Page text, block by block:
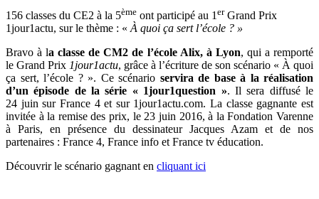
156 classes du CE2 à la 5ème ont participé au 1 erGrand Prix
1jour1actu, sur le thème : « À quoi ça sert l’école ? »
Bravo à la classe de CM2 de l’école Alix, à Lyon, qui a remporté
le Grand Prix 1jour1actu, grâce à l’écriture de son scénario « À quoi
ça sert, l’école ? ». Ce scénario servira de base à la réalisation
d’un épisode de la série « 1jour1question ». Il sera diffusé le
24 juin sur France 4 et sur 1jour1actu.com. La classe gagnante est
invitée à la remise des prix, le 23 juin 2016, à la Fondation Varenne
à Paris, en présence du dessinateur Jacques Azam et de nos
partenaires : France 4, France info et France tv éducation.
Découvrir le scénario gagnant en cliquant ici